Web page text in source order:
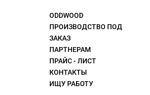
ODDWOOD
ПРОИЗВОДСТВО ПОД
ЗАКАЗ
ПАРТНЕРАМ
ПРАЙС - ЛИСТ
КОНТАКТЫ
ИЩУ РАБОТУ